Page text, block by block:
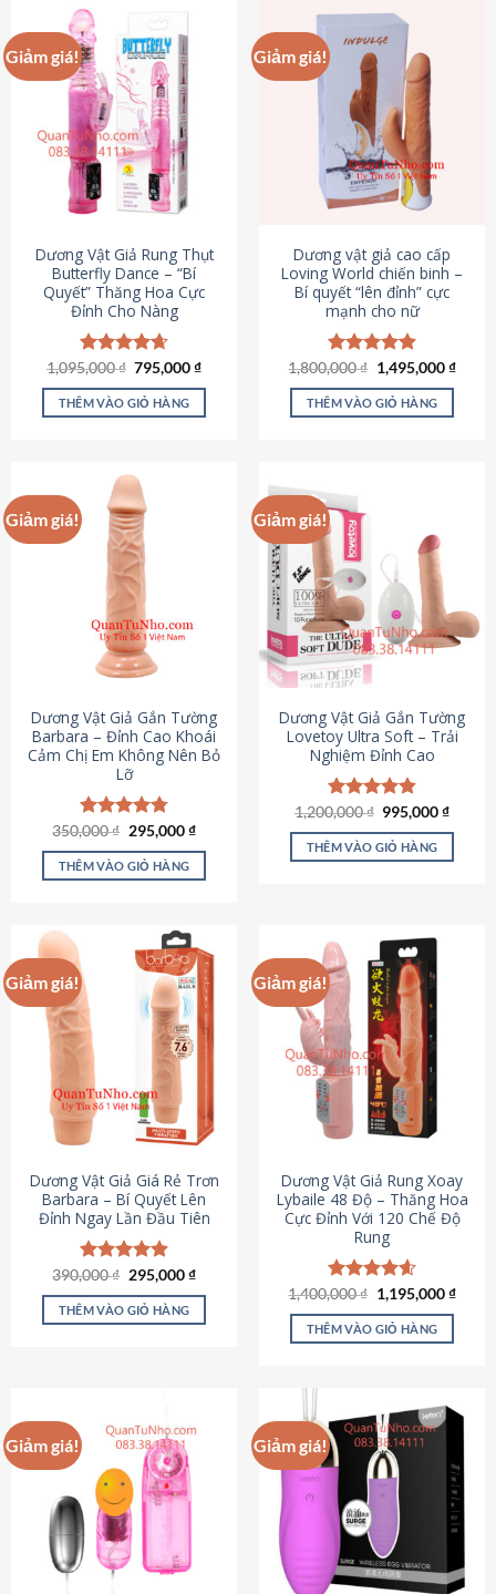
Giảm giá!
Dương Vật Giả Rung Thụt
Butterfly Dance – “Bí
Quyết” Thăng Hoa Cực
Đỉnh Cho Nàng
Được xếp
hạng4.65
5 sao
1,095,000₫ Giá
là:
1,095,000 ₫.
795,000₫Giá
tại
THÊM VÀO GIỎ HÀNG
Giảm giá!
Dương vật giả cao cấp
Loving World chiến binh –
Bí quyết “lên đỉnh” cực
mạnh cho nữ
Được xếp
hạng4.89
5 sao
1,800,000₫ Giá
gốc
là:
1,800,000 ₫.
1,495,000₫Giá
THÊM VÀO GIỎ HÀNG
Giảm giá!
Dương Vật Giả Gắn Tường
Barbara – Đỉnh Cao Khoái
Cảm Chị Em Không Nên Bỏ
Lỡ
Được xếp
hạng4.79
5 sao
350,000₫ Giá
là:
350,000 ₫.
295,000₫Giá
tại
THÊM VÀO GIỎ HÀNG
Giảm giá!
Dương Vật Giả Gắn Tường
Lovetoy Ultra Soft – Trải
Nghiệm Đỉnh Cao
Được xếp
hạng4.82
5 sao
1,200,000₫ Giá
là:
1,200,000 ₫.
995,000₫Giá
tại
THÊM VÀO GIỎ HÀNG
Giảm giá!
Dương Vật Giả Giá Rẻ Trơn
Barbara – Bí Quyết Lên
Đỉnh Ngay Lần Đầu Tiên
Được xếp
hạng4.90
5 sao
390,000₫ Giá
là:
390,000 ₫.
295,000₫Giá
tại
THÊM VÀO GIỎ HÀNG
Giảm giá!
Dương Vật Giả Rung Xoay
Lybaile 48 Độ – Thăng Hoa
Cực Đỉnh Với 120 Chế Độ
Rung
Được xếp
hạng4.62
5 sao
1,400,000₫ Giá
gốc
là:
1,400,000 ₫.
1,195,000₫Giá
THÊM VÀO GIỎ HÀNG
Giảm giá! Giảm giá!